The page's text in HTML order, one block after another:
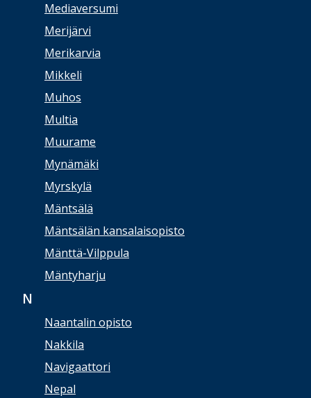
Mediaversumi
Merijärvi
Merikarvia
Mikkeli
Muhos
Multia
Muurame
Mynämäki
Myrskylä
Mäntsälä
Mäntsälän kansalaisopisto
Mänttä-Vilppula
Mäntyharju
N
Naantalin opisto
Nakkila
Navigaattori
Nepal